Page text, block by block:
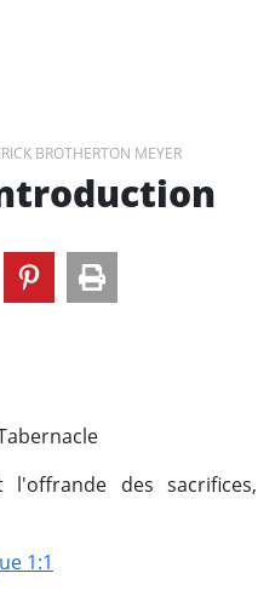
BROTHERTON MEYER
l'offrande des sacrifices,
1:1